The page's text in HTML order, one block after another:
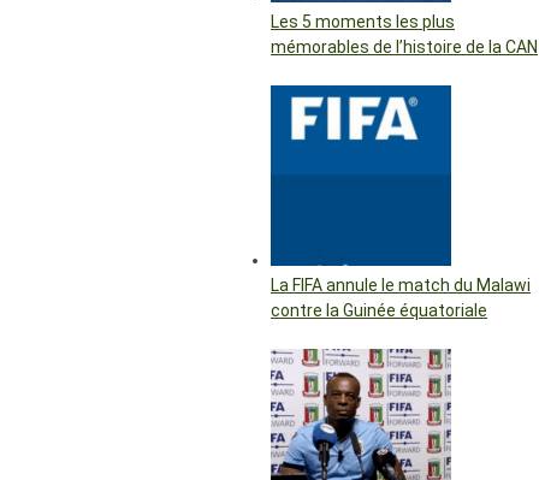
Les 5 moments les plus
mémorables de l’histoire de la CAN
La FIFA annule le match du Malawi
contre la Guinée équatoriale